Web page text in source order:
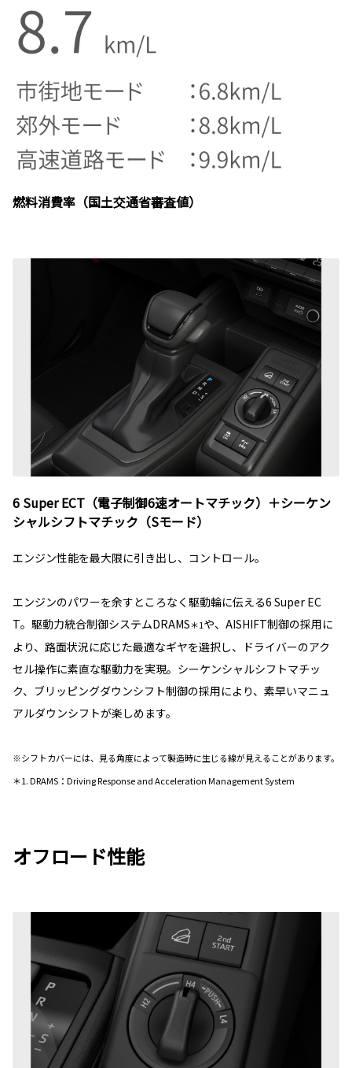
燃料消費率（国土交通省審査値）
6 Super ECT（電子制御6速オートマチック）＋シーケン
シャルシフトマチック（Sモード）
エンジン性能を最大限に引き出し、コントロール。
エンジンのパワーを余すところなく駆動輪に伝える6 Super EC
T。駆動力統合制御システムDRAMS＊1や、AISHIFT制御の採用に
より、路面状況に応じた最適なギヤを選択し、ドライバーのアク
セル操作に素直な駆動力を実現。シーケンシャルシフトマチッ
ク、ブリッピングダウンシフト制御の採用により、素早いマニュ
アルダウンシフトが楽しめます。
※シフトカバーには、見る角度によって製造時に生じる線が見えることがあります。
＊1. DRAMS：Driving Response and Acceleration Management System
オフロード性能